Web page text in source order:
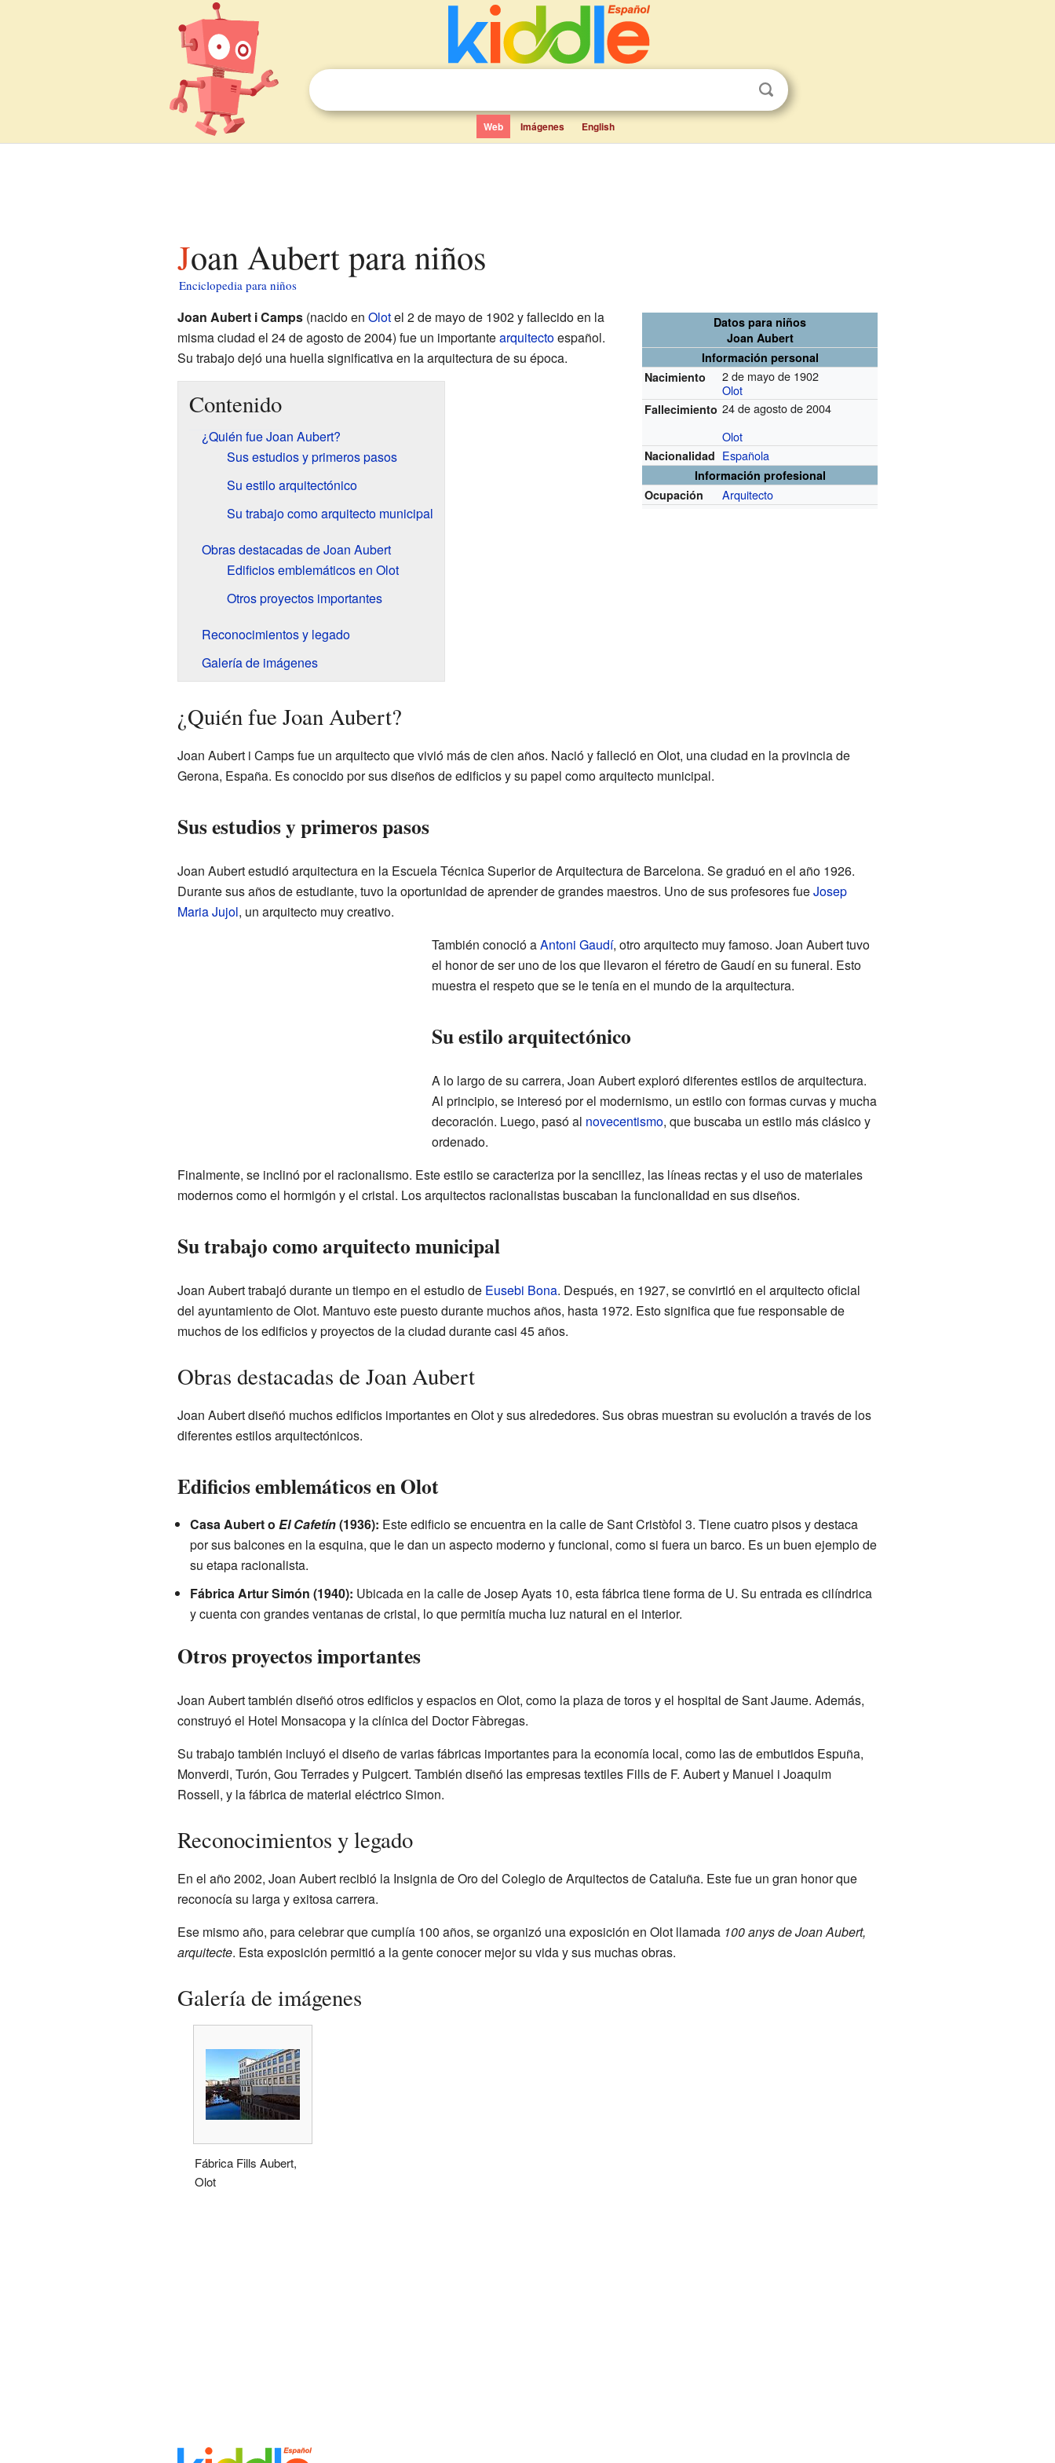
Web Imágenes English
Joan Aubert para niños
Enciclopedia para niños
Datos para niños
Joan Aubert
Información personal
Nacimiento
2 de mayo de 1902
Olot
Fallecimiento 24 de agosto de 2004
Olot
Nacionalidad Española
Información profesional
Ocupación
Arquitecto
Joan Aubert i Camps(nacido en Olotel 2 de mayo de 1902 y fallecido en la
misma ciudad el 24 de agosto de 2004) fue un importantearquitectoespañol.
Su trabajo dejó una huella significativa en la arquitectura de su época.
Contenido
¿Quién fue Joan Aubert?
Sus estudios y primeros pasos
Su estilo arquitectónico
Su trabajo como arquitecto municipal
Obras destacadas de Joan Aubert
Edificios emblemáticos en Olot
Otros proyectos importantes
Reconocimientos y legado
Galería de imágenes
¿Quién fue Joan Aubert?
Joan Aubert i Camps fue un arquitecto que vivió más de cien años. Nació y falleció en Olot, una ciudad en la provincia de
Gerona, España. Es conocido por sus diseños de edificios y su papel como arquitecto municipal.
Sus estudios y primeros pasos
Joan Aubert estudió arquitectura en la Escuela Técnica Superior de Arquitectura de Barcelona. Se graduó en el año 1926.
Durante sus años de estudiante, tuvo la oportunidad de aprender de grandes maestros. Uno de sus profesores fueJosep
Maria Jujol, un arquitecto muy creativo.
También conoció aAntoni Gaudí, otro arquitecto muy famoso. Joan Aubert tuvo
el honor de ser uno de los que llevaron el féretro de Gaudí en su funeral. Esto
muestra el respeto que se le tenía en el mundo de la arquitectura.
Su estilo arquitectónico
A lo largo de su carrera, Joan Aubert exploró diferentes estilos de arquitectura.
Al principio, se interesó por el modernismo, un estilo con formas curvas y mucha
decoración. Luego, pasó al novecentismo, que buscaba un estilo más clásico y
ordenado.
Finalmente, se inclinó por el racionalismo. Este estilo se caracteriza por la sencillez, las líneas rectas y el uso de materiales
modernos como el hormigón y el cristal. Los arquitectos racionalistas buscaban la funcionalidad en sus diseños.
Su trabajo como arquitecto municipal
Joan Aubert trabajó durante un tiempo en el estudio de Eusebi Bona. Después, en 1927, se convirtió en el arquitecto oficial
del ayuntamiento de Olot. Mantuvo este puesto durante muchos años, hasta 1972. Esto significa que fue responsable de
muchos de los edificios y proyectos de la ciudad durante casi 45 años.
Obras destacadas de Joan Aubert
Joan Aubert diseñó muchos edificios importantes en Olot y sus alrededores. Sus obras muestran su evolución a través de los
diferentes estilos arquitectónicos.
Edificios emblemáticos en Olot
Casa Aubert o El Cafetín(1936): Este edificio se encuentra en la calle de Sant Cristòfol 3. Tiene cuatro pisos y destaca
por sus balcones en la esquina, que le dan un aspecto moderno y funcional, como si fuera un barco. Es un buen ejemplo de
su etapa racionalista.
Fábrica Artur Simón (1940): Ubicada en la calle de Josep Ayats 10, esta fábrica tiene forma de U. Su entrada es cilíndrica
y cuenta con grandes ventanas de cristal, lo que permitía mucha luz natural en el interior.
Otros proyectos importantes
Joan Aubert también diseñó otros edificios y espacios en Olot, como la plaza de toros y el hospital de Sant Jaume. Además,
construyó el Hotel Monsacopa y la clínica del Doctor Fàbregas.
Su trabajo también incluyó el diseño de varias fábricas importantes para la economía local, como las de embutidos Espuña,
Monverdi, Turón, Gou Terrades y Puigcert. También diseñó las empresas textiles Fills de F. Aubert y Manuel i Joaquim
Rossell, y la fábrica de material eléctrico Simon.
Reconocimientos y legado
En el año 2002, Joan Aubert recibió la Insignia de Oro del Colegio de Arquitectos de Cataluña. Este fue un gran honor que
reconocía su larga y exitosa carrera.
Ese mismo año, para celebrar que cumplía 100 años, se organizó una exposición en Olot llamada 100 anys de Joan Aubert,
arquitecte. Esta exposición permitió a la gente conocer mejor su vida y sus muchas obras.
Galería de imágenes
Fábrica Fills Aubert,
Olot